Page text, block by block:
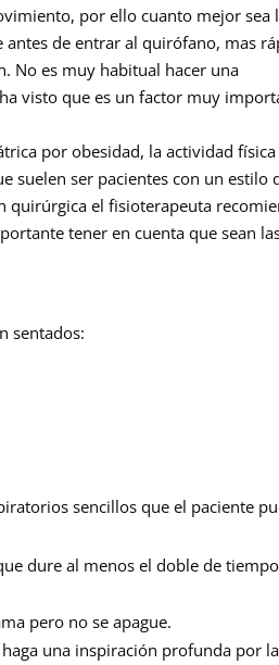
por ello cuanto mejor sea
antes de entrar al quirófano, mas
No es muy habitual hacer una
visto que es un factor muy
por obesidad, la actividad física
suelen ser pacientes con un estilo
quirúrgica el fisioterapeuta
tener en cuenta que sean
sentados:
sencillos que el paciente
dure al menos el doble de tiempo
pero no se apague.
una inspiración profunda por la